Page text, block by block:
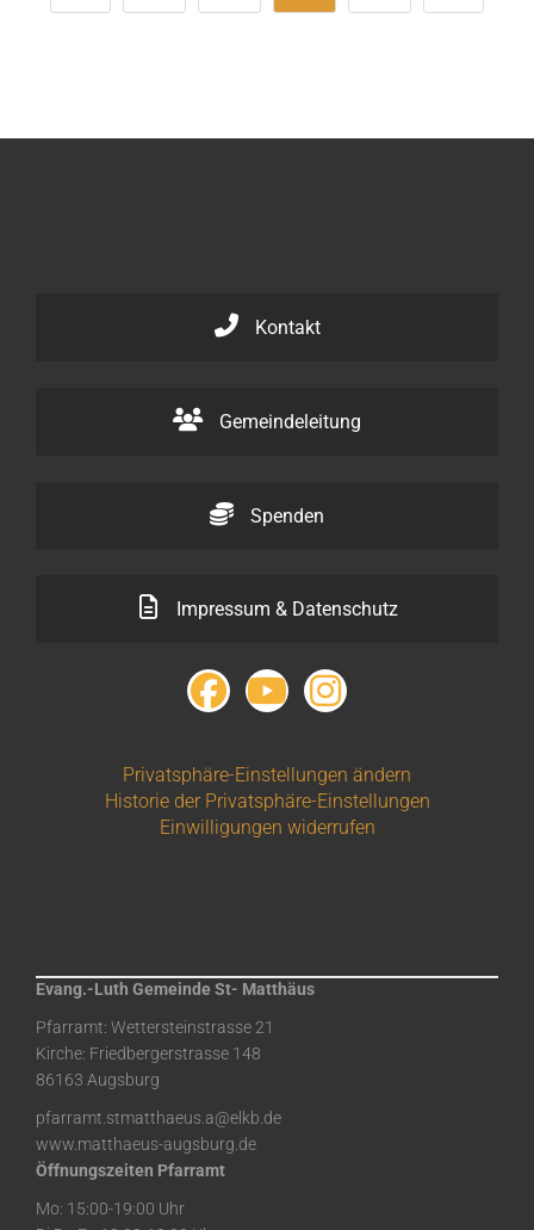
Kontakt
Gemeindeleitung
Spenden
Impressum & Datenschutz
Privatsphäre-Einstellungen ändern
Historie der Privatsphäre-Einstellungen
Einwilligungen widerrufen
Evang.-Luth Gemeinde St- Matthäus
Pfarramt: Wettersteinstrasse 21
Kirche: Friedbergerstrasse 148
86163 Augsburg
pfarramt.stmatthaeus.a@elkb.de
www.matthaeus-augsburg.de
Öffnungszeiten Pfarramt
Mo: 15:00-19:00 Uhr